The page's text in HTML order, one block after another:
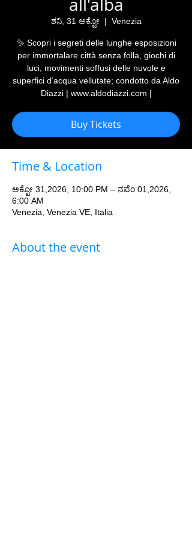
all'alba
ಶನಿ, 31 ಅಕ್ಟೋ
  |
Venezia
✨ Scopri i segreti delle lunghe esposizioni
per immortalare città senza folla, giochi di
luci, movimenti soffusi delle nuvole e
superfici d’acqua vellutate; condotto da Aldo
Diazzi | www.aldodiazzi.com |
Buy Tickets
Time & Location
ಅಕ್ಟೋ 31,2026, 10:00 PM – ನವೆಂ 01,2026,
6:00 AM
Venezia, Venezia VE, Italia
About the event